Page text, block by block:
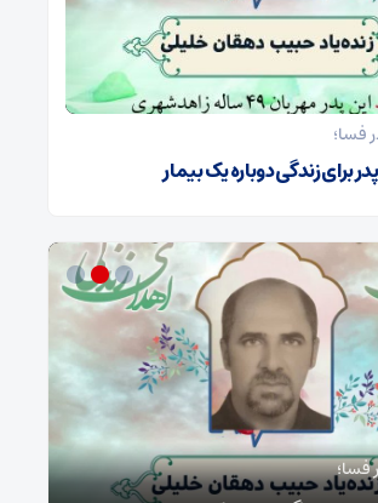
فسا؛
برای زندگی دوباره یک بیمار
فسا؛